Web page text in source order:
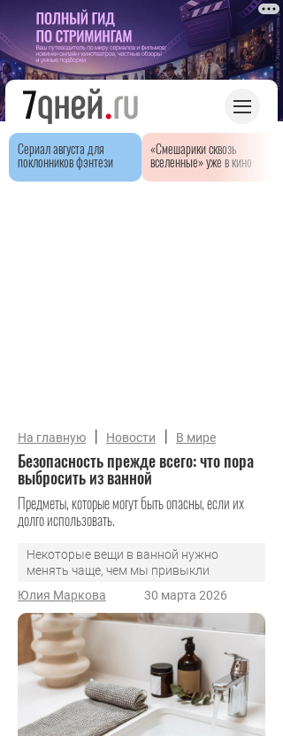
Сериал августа для
поклонников фэнтези
«Смешарики сквозь
вселенные» уже в кино
На главную | Новости | В мире
Безопасность прежде всего: что пора
выбросить из ванной
Предметы, которые могут быть опасны, если их
долго использовать.
Некоторые вещи в ванной нужно
менять чаще, чем мы привыкли
Юлия Маркова
30 марта 2026